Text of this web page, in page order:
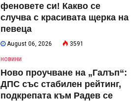
феновете си! Какво се
случва с красивата щерка на
певеца
August 06, 2026 3591
НОВИНИ
Ново проучване на „Галъп“:
ДПС със стабилен рейтинг,
подкрепата към Радев се